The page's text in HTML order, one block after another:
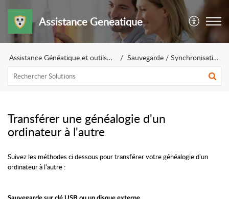
Assistance Geneatique
Assistance Généatique et outils pour la généalogie Sauvegarde / Synchronisation / Restauration
Transférer une généalogie d'un
ordinateur à l'autre
Suivez les méthodes ci dessous pour transférer votre généalogie d'un
ordinateur à l'autre :